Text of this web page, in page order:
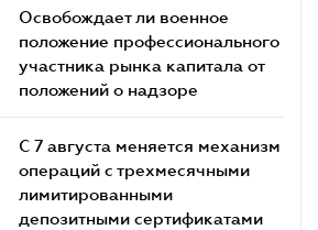
Освобождает ли военное
положение профессионального
участника рынка капитала от
положений о надзоре
С 7 августа меняется механизм
операций с трехмесячными
лимитированными
депозитными сертификатами